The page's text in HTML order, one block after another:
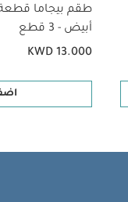
طقم بيجاما
أبيض - 3 قطع
KWD 13.000